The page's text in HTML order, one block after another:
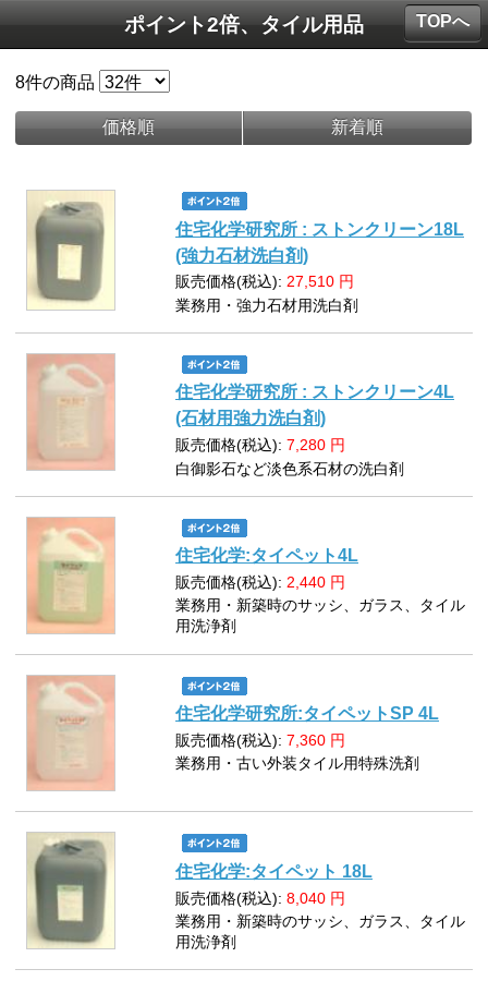
ポイント2倍、タイル用品
8件の商品
価格順 新着順
住宅化学研究所 : ストンクリーン18L
(強力石材洗白剤)
販売価格(税込): 27,510 円
業務用・強力石材用洗白剤
住宅化学研究所 : ストンクリーン4L
(石材用強力洗白剤)
販売価格(税込): 7,280 円
白御影石など淡色系石材の洗白剤
住宅化学:タイペット4L
販売価格(税込): 2,440 円
業務用・新築時のサッシ、ガラス、タイル
用洗浄剤
住宅化学研究所:タイペットSP 4L
販売価格(税込): 7,360 円
業務用・古い外装タイル用特殊洗剤
住宅化学:タイペット 18L
販売価格(税込): 8,040 円
業務用・新築時のサッシ、ガラス、タイル
用洗浄剤
TOPへ